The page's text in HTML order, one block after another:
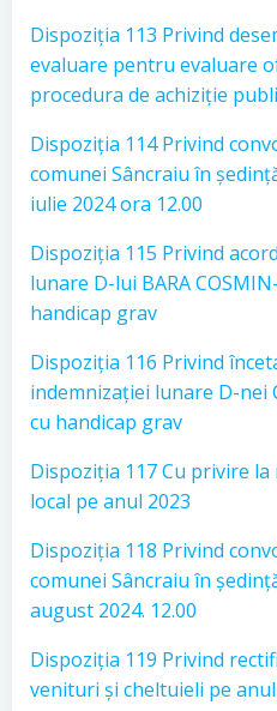
Dispoziția 113 Privind
evaluare pentru evaluare
procedura de achiziție
Dispoziția 114 Privind
comunei Sâncraiu în
iulie 2024 ora 12.00
Dispoziția 115 Privind
lunare D-lui BARA
handicap grav
Dispoziția 116 Privind
indemnizației lunare D-nei
cu handicap grav
Dispoziția 117 Cu privire
local pe anul 2023
Dispoziția 118 Privind
comunei Sâncraiu în
august 2024. 12.00
Dispoziția 119 Privind
venituri și cheltuieli pe